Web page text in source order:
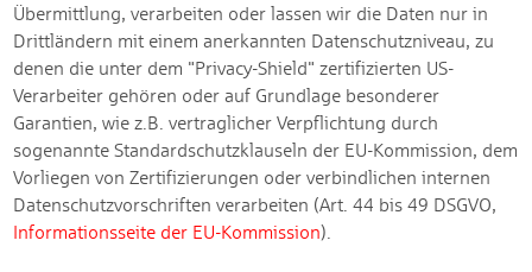
Übermittlung, verarbeiten oder lassen wir die Daten nur in
Drittländern mit einem anerkannten Datenschutzniveau, zu
denen die unter dem "Privacy-Shield" zertifizierten US-
Verarbeiter gehören oder auf Grundlage besonderer
Garantien, wie z.B. vertraglicher Verpflichtung durch
sogenannte Standardschutzklauseln der EU-Kommission, dem
Vorliegen von Zertifizierungen oder verbindlichen internen
Datenschutzvorschriften verarbeiten (Art. 44 bis 49 DSGVO,
Informationsseite der EU-Kommission).